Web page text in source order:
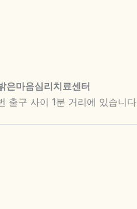
은마음심리치료센터
출구 사이 1분 거리에 있습니다